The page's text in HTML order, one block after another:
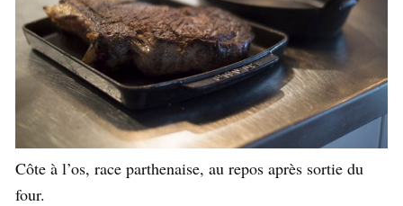
Côte à l’os, race parthenaise, au repos après sortie du
four.